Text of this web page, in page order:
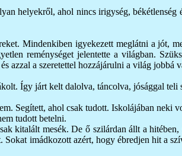
helyekről, ahol nincs irigység, békétlenség
Mindenkiben igyekezett meglátni a jót,
reménységet jelentette a világban.
azzal a szeretettel hozzájárulni a világ jobbá
Így járt kelt dalolva, táncolva, jósággal teli
Segített, ahol csak tudott. Iskolájában neki
tudott betelni.
kitalált mesék. De ő szilárdan állt a
imádkozott azért, hogy ébredjen hit a